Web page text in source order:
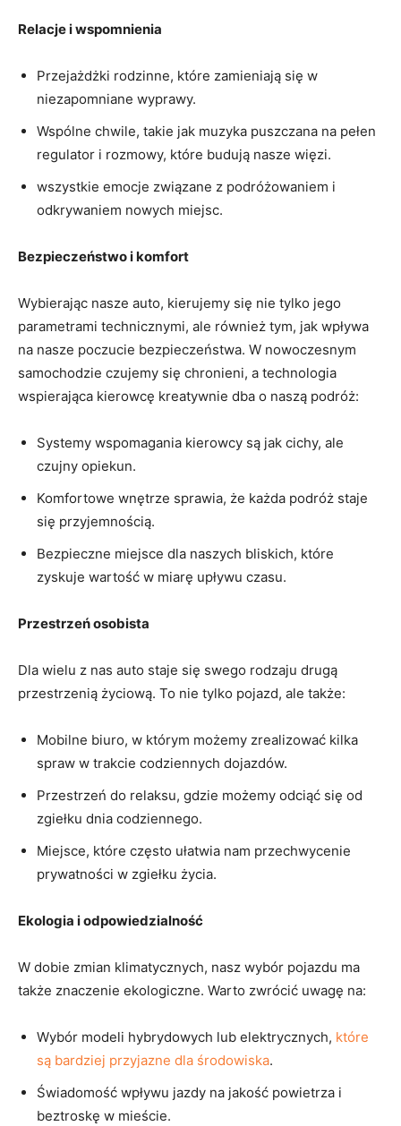
Relacje i wspomnienia
Przejażdżki rodzinne, które zamieniają się w
niezapomniane wyprawy.
Wspólne chwile, takie jak muzyka puszczana na pełen
regulator i rozmowy, które budują nasze więzi.
wszystkie emocje związane z podróżowaniem i
odkrywaniem nowych miejsc.
Bezpieczeństwo i komfort
Wybierając nasze auto, kierujemy się nie tylko jego
parametrami technicznymi, ale również tym, jak wpływa
na nasze poczucie bezpieczeństwa. W nowoczesnym
samochodzie czujemy się chronieni, a technologia
wspierająca kierowcę kreatywnie dba o naszą podróż:
Systemy wspomagania kierowcy są jak cichy, ale
czujny opiekun.
Komfortowe wnętrze sprawia, że każda podróż staje
się przyjemnością.
Bezpieczne miejsce dla naszych bliskich, które
zyskuje wartość w miarę upływu czasu.
Przestrzeń osobista
Dla wielu z nas auto staje się swego rodzaju drugą
przestrzenią życiową. To nie tylko pojazd, ale także:
Mobilne biuro, w którym możemy zrealizować kilka
spraw w trakcie codziennych dojazdów.
Przestrzeń do relaksu, gdzie możemy odciąć się od
zgiełku dnia codziennego.
Miejsce, które często ułatwia nam przechwycenie
prywatności w zgiełku życia.
Ekologia i odpowiedzialność
W dobie zmian klimatycznych, nasz wybór pojazdu ma
także znaczenie ekologiczne. Warto zwrócić uwagę na:
Wybór modeli hybrydowych lub elektrycznych, które
są bardziej przyjazne dla środowiska.
Świadomość wpływu jazdy na jakość powietrza i
beztroskę w mieście.